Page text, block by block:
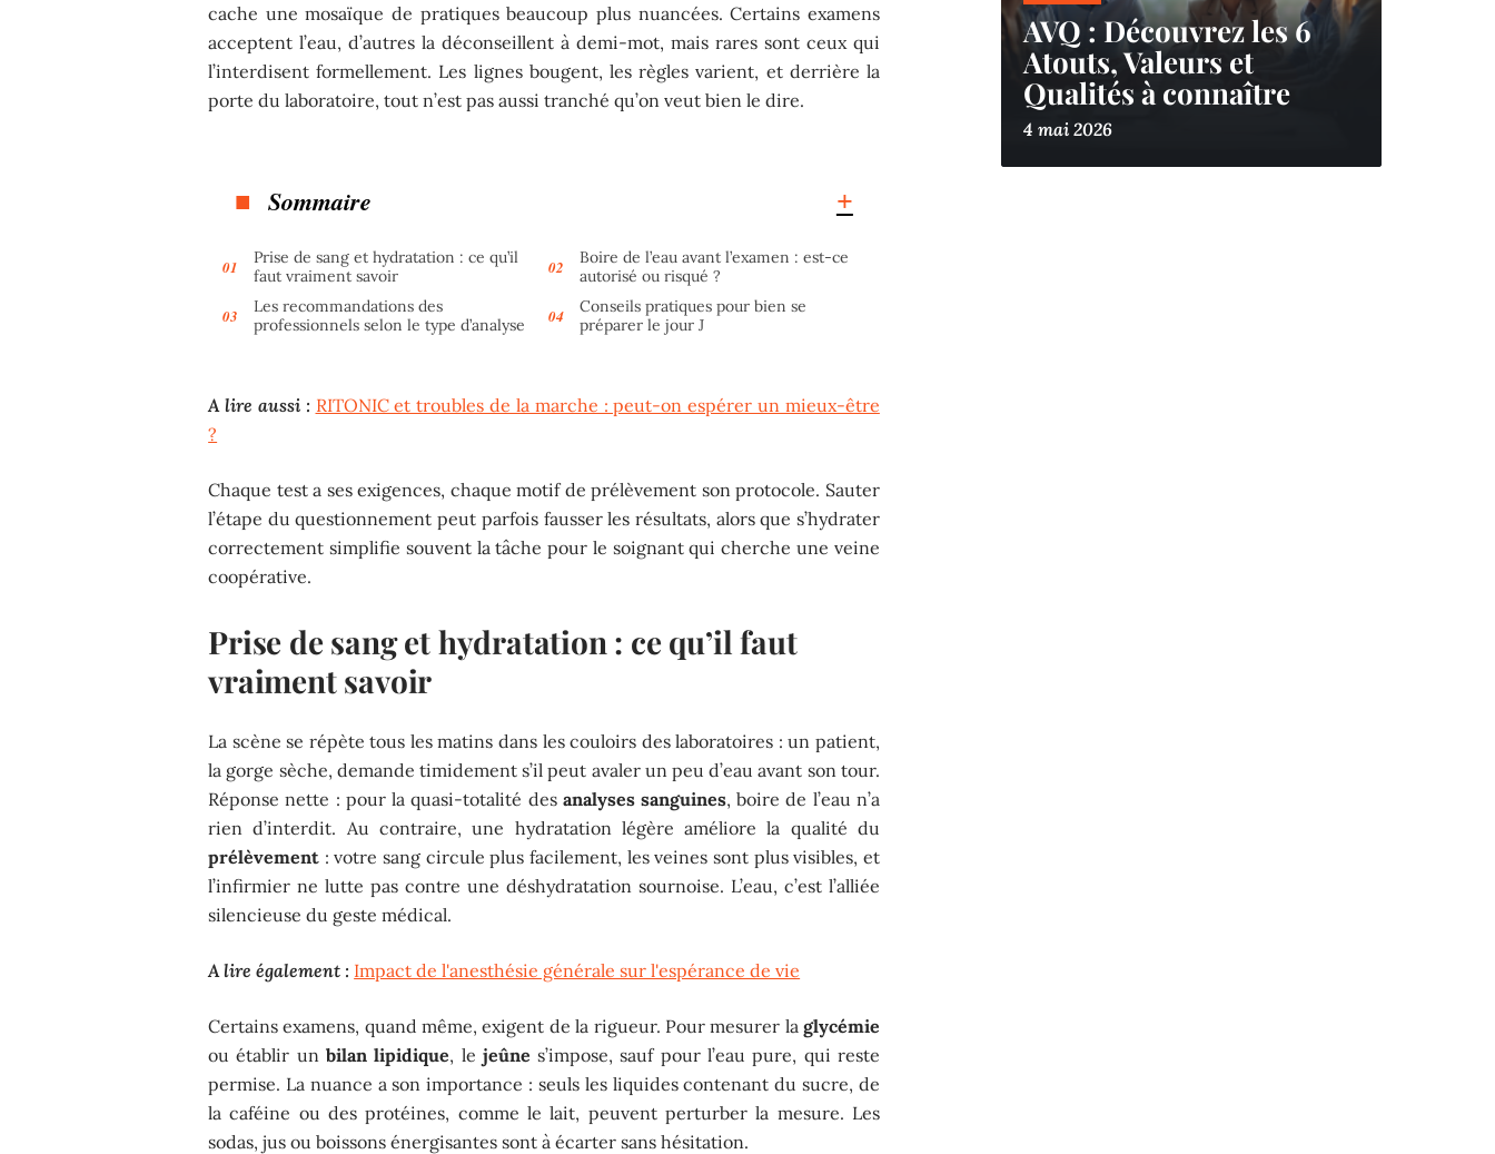
cache une mosaïque de pratiques beaucoup plus nuancées. Certains examens
acceptent l’eau, d’autres la déconseillent à demi-mot, mais rares sont ceux qui
l’interdisent formellement. Les lignes bougent, les règles varient, et derrière la
porte du laboratoire, tout n’est pas aussi tranché qu’on veut bien le dire.
Sommaire
Prise de sang et hydratation : ce qu’il
faut vraiment savoir
Boire de l’eau avant l’examen : est-ce
autorisé ou risqué ?
Les recommandations des
professionnels selon le type d’analyse
Conseils pratiques pour bien se
préparer le jour J
A lire aussi : RITONIC et troubles de la marche : peut-on espérer un mieux-être
?
Chaque test a ses exigences, chaque motif de prélèvement son protocole. Sauter
l’étape du questionnement peut parfois fausser les résultats, alors que s’hydrater
correctement simplifie souvent la tâche pour le soignant qui cherche une veine
coopérative.
Prise de sang et hydratation : ce qu’il faut
vraiment savoir
La scène se répète tous les matins dans les couloirs des laboratoires : un patient,
la gorge sèche, demande timidement s’il peut avaler un peu d’eau avant son tour.
Réponse nette : pour la quasi-totalité des analyses sanguines, boire de l’eau n’a
rien d’interdit. Au contraire, une hydratation légère améliore la qualité du
prélèvement : votre sang circule plus facilement, les veines sont plus visibles, et
l’infirmier ne lutte pas contre une déshydratation sournoise. L’eau, c’est l’alliée
silencieuse du geste médical.
A lire également : Impact de l'anesthésie générale sur l'espérance de vie
Certains examens, quand même, exigent de la rigueur. Pour mesurer la glycémie
ou établir un bilan lipidique, le jeûne s’impose, sauf pour l’eau pure, qui reste
permise. La nuance a son importance : seuls les liquides contenant du sucre, de
la caféine ou des protéines, comme le lait, peuvent perturber la mesure. Les
sodas, jus ou boissons énergisantes sont à écarter sans hésitation.
AVQ : Découvrez les 6
Atouts, Valeurs et
Qualités à connaître
4 mai 2026